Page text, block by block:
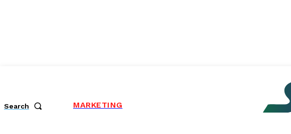
Search MARKETING